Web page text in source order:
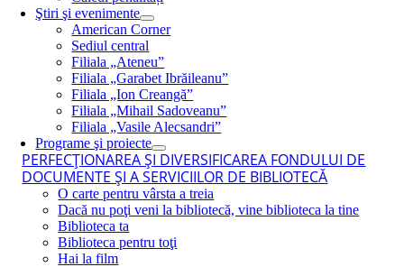
Ştiri şi evenimente
American Corner
Sediul central
Filiala „Ateneu”
Filiala „Garabet Ibrăileanu”
Filiala „Ion Creangă”
Filiala „Mihail Sadoveanu”
Filiala „Vasile Alecsandri”
Programe şi proiecte
PERFECŢIONAREA ŞI DIVERSIFICAREA FONDULUI DE
DOCUMENTE ŞI A SERVICIILOR DE BIBLIOTECĂ
O carte pentru vârsta a treia
Dacă nu poţi veni la bibliotecă, vine biblioteca la tine
Biblioteca ta
Biblioteca pentru toţi
Hai la film